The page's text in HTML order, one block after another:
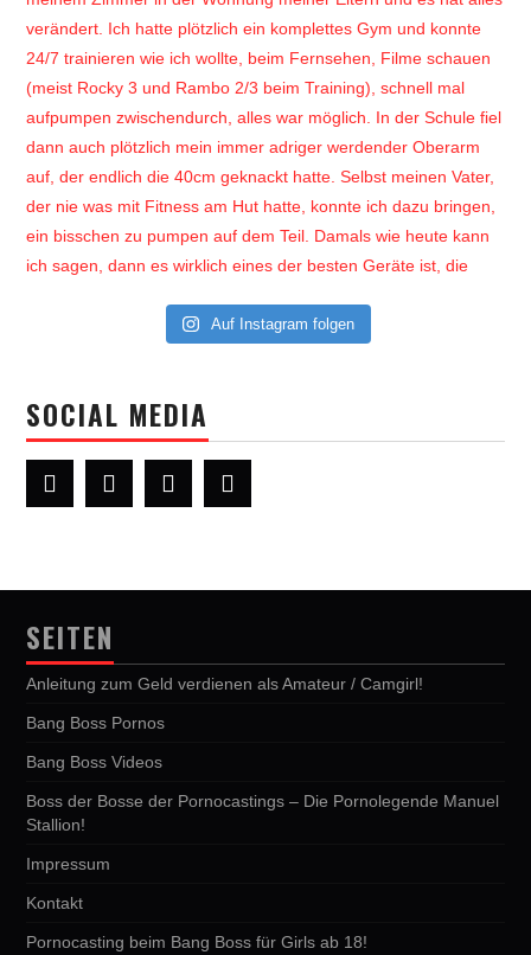
Auf Instagram folgen
SOCIAL MEDIA
SEITEN
Anleitung zum Geld verdienen als Amateur / Camgirl!
Bang Boss Pornos
Bang Boss Videos
Boss der Bosse der Pornocastings – Die Pornolegende Manuel
Stallion!
Impressum
Kontakt
Pornocasting beim Bang Boss für Girls ab 18!